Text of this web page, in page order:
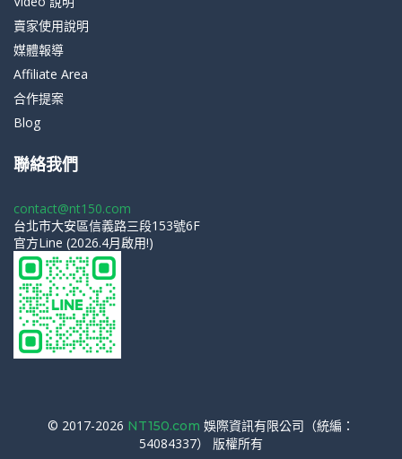
賣家使用說明
媒體報導
Affiliate Area
合作提案
Blog
聯絡我們
contact@nt150.com
台北市大安區信義路三段153號6F
官方Line (2026.4月啟用!)
© 2017-2026 NT150.com 娛際資訊有限公司（統編：
54084337） 版權所有